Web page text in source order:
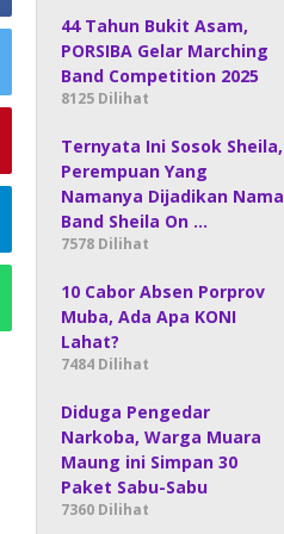
44 Tahun Bukit Asam,
PORSIBA Gelar Marching
Band Competition 2025
8125 Dilihat
Ternyata Ini Sosok Sheila,
Perempuan Yang
Namanya Dijadikan Nama
Band Sheila On …
7578 Dilihat
10 Cabor Absen Porprov
Muba, Ada Apa KONI
Lahat?
7484 Dilihat
Diduga Pengedar
Narkoba, Warga Muara
Maung ini Simpan 30
Paket Sabu-Sabu
7360 Dilihat